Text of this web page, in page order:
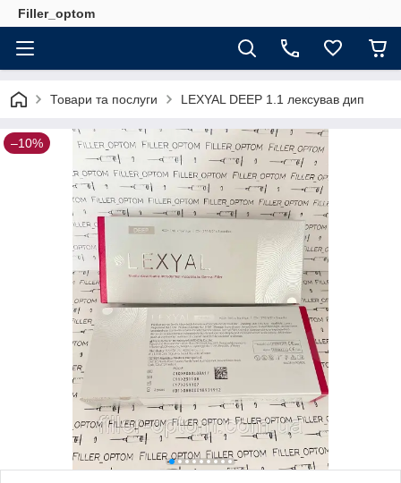
Filler_optom
Товари та послуги LEXYAL DEEP 1.1 лексував дип
–10%